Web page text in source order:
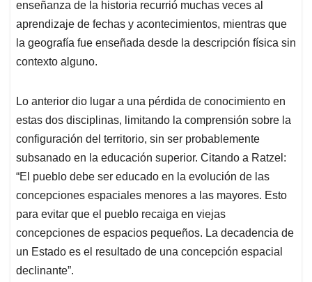
enseñanza de la historia recurrió muchas veces al
aprendizaje de fechas y acontecimientos, mientras que
la geografía fue enseñada desde la descripción física sin
contexto alguno.
Lo anterior dio lugar a una pérdida de conocimiento en
estas dos disciplinas, limitando la comprensión sobre la
configuración del territorio, sin ser probablemente
subsanado en la educación superior. Citando a Ratzel:
“El pueblo debe ser educado en la evolución de las
concepciones espaciales menores a las mayores. Esto
para evitar que el pueblo recaiga en viejas
concepciones de espacios pequeños. La decadencia de
un Estado es el resultado de una concepción espacial
declinante”.